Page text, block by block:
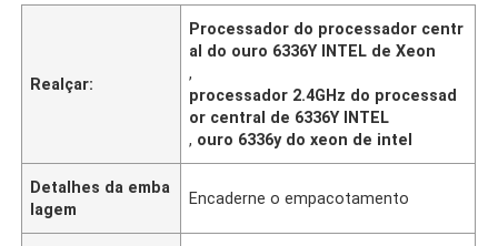
Realçar:
Processador do processador centr
al do ouro 6336Y INTEL de Xeon
,
processador 2.4GHz do processad
or central de 6336Y INTEL
, ouro 6336y do xeon de intel
Detalhes da emba
lagem
Encaderne o empacotamento